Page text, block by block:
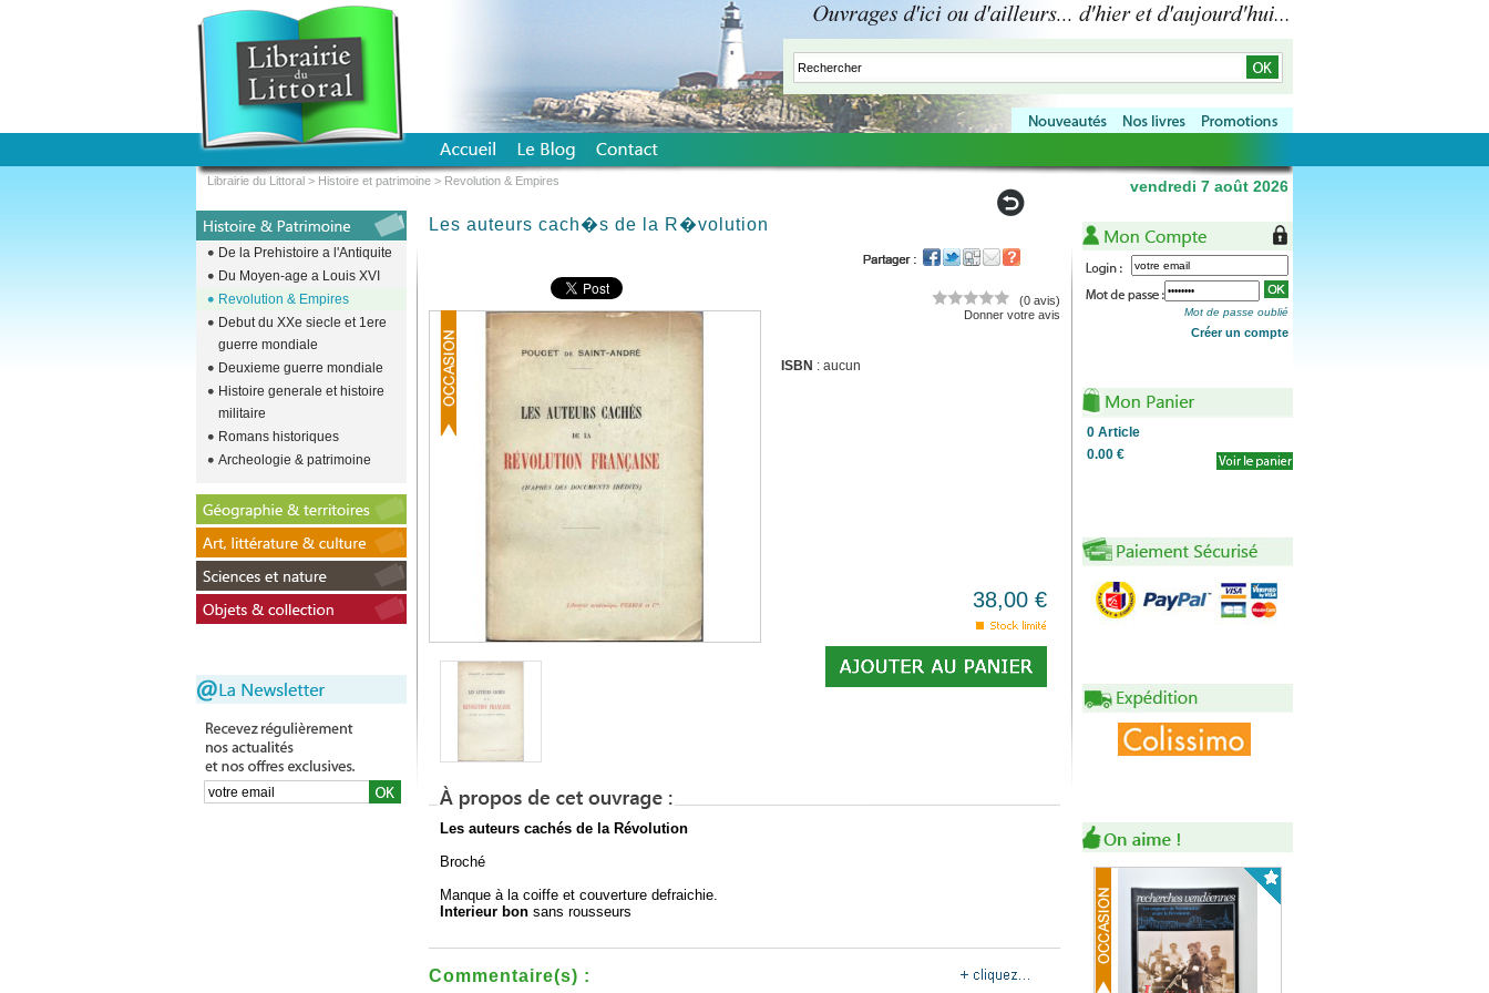
Les auteurs cach�s de la R�volution
(0 avis)
Donner votre avis
ISBN : aucun
38,00 €
Les auteurs cachés de la Révolution
Broché
Manque à la coiffe et couverture defraichie.
Interieur bon sans rousseurs
Commentaire(s) :
Mot de passe oublié
Créer un compte
0 Article
0.00 €
De la Prehistoire a l'Antiquite
Du Moyen-age a Louis XVI
Revolution & Empires
Debut du XXe siecle et 1ere
guerre mondiale
Deuxieme guerre mondiale
Histoire generale et histoire
militaire
Romans historiques
Archeologie & patrimoine
Librairie du Littoral > Histoire et patrimoine > Revolution & Empires vendredi 7 août 2026